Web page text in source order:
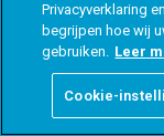
Privacyverklaring
begrijpen hoe wij
gebruiken. Leer
Cookie-